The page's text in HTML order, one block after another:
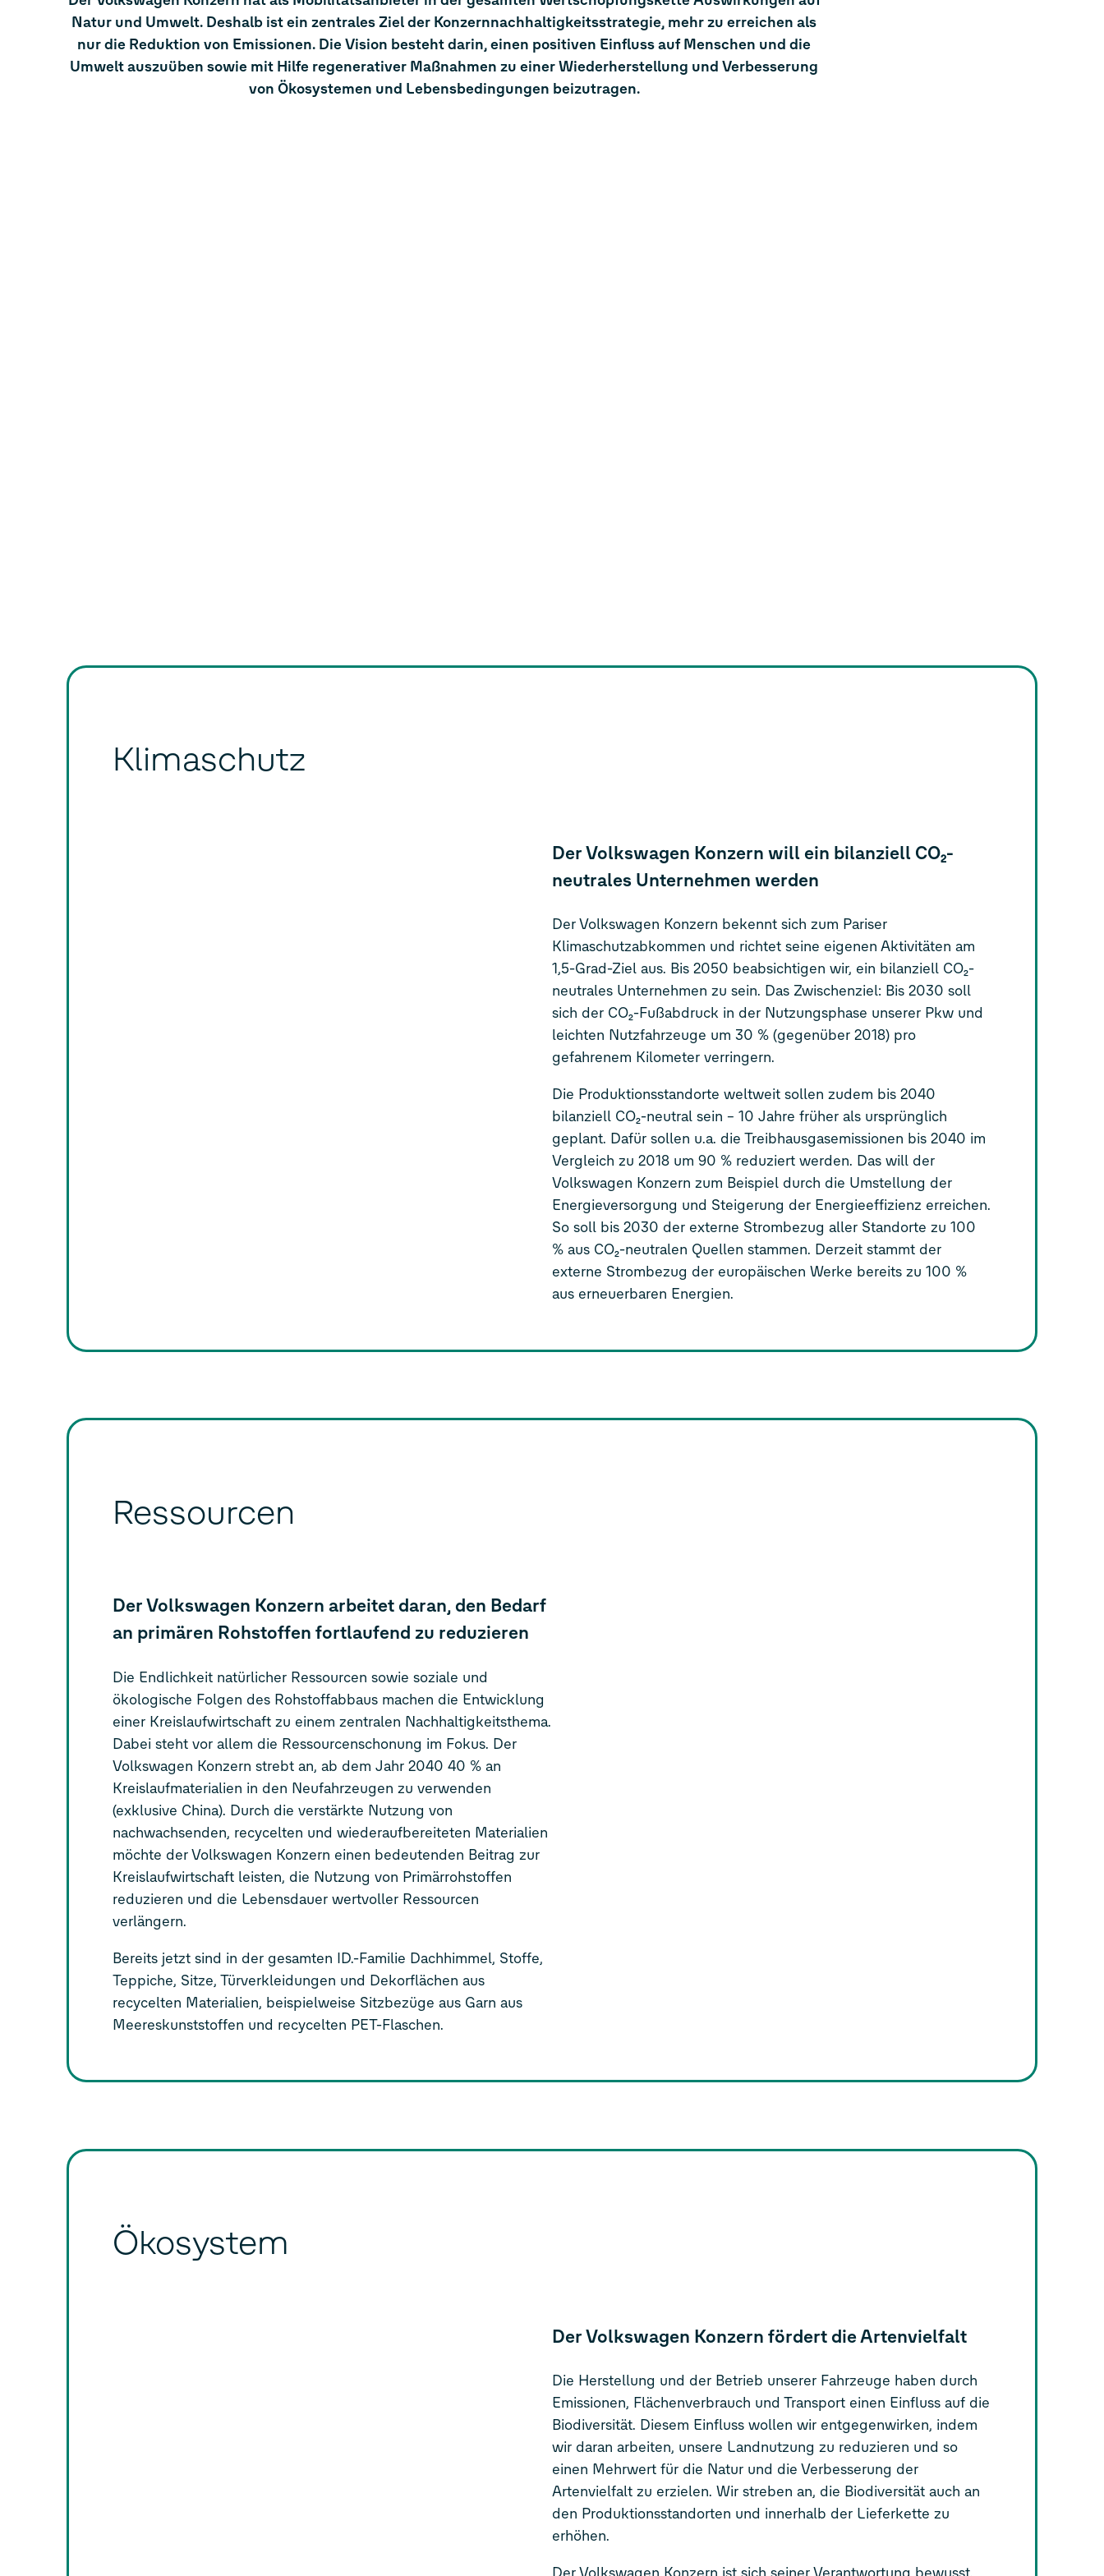
Natur und Umwelt. Deshalb ist ein zentrales Ziel der Konzernnachhaltigkeitsstrategie, mehr zu erreichen als
nur die Reduktion von Emissionen. Die Vision besteht darin, einen positiven Einfluss auf Menschen und die
Umwelt auszuüben sowie mit Hilfe regenerativer Maßnahmen zu einer Wiederherstellung und Verbesserung
von Ökosystemen und Lebensbedingungen beizutragen.
Klimaschutz
Der Volkswagen Konzern will ein bilanziell CO₂-
neutrales Unternehmen werden
Der Volkswagen Konzern bekennt sich zum Pariser
Klimaschutzabkommen und richtet seine eigenen Aktivitäten am
1,5-Grad-Ziel aus. Bis 2050 beabsichtigen wir, ein bilanziell CO₂-
neutrales Unternehmen zu sein. Das Zwischenziel: Bis 2030 soll
sich der CO₂-Fußabdruck in der Nutzungsphase unserer Pkw und
leichten Nutzfahrzeuge um 30 % (gegenüber 2018) pro
gefahrenem Kilometer verringern.
Die Produktionsstandorte weltweit sollen zudem bis 2040
bilanziell CO₂-neutral sein – 10 Jahre früher als ursprünglich
geplant. Dafür sollen u.a. die Treibhausgasemissionen bis 2040 im
Vergleich zu 2018 um 90 % reduziert werden. Das will der
Volkswagen Konzern zum Beispiel durch die Umstellung der
Energieversorgung und Steigerung der Energieeffizienz erreichen.
So soll bis 2030 der externe Strombezug aller Standorte zu 100
% aus CO₂-neutralen Quellen stammen. Derzeit stammt der
externe Strombezug der europäischen Werke bereits zu 100 %
aus erneuerbaren Energien.
Ressourcen
Der Volkswagen Konzern arbeitet daran, den Bedarf
an primären Rohstoffen fortlaufend zu reduzieren
Die Endlichkeit natürlicher Ressourcen sowie soziale und
ökologische Folgen des Rohstoffabbaus machen die Entwicklung
einer Kreislaufwirtschaft zu einem zentralen Nachhaltigkeitsthema.
Dabei steht vor allem die Ressourcenschonung im Fokus. Der
Volkswagen Konzern strebt an, ab dem Jahr 2040 40 % an
Kreislaufmaterialien in den Neufahrzeugen zu verwenden
(exklusive China). Durch die verstärkte Nutzung von
nachwachsenden, recycelten und wiederaufbereiteten Materialien
möchte der Volkswagen Konzern einen bedeutenden Beitrag zur
Kreislaufwirtschaft leisten, die Nutzung von Primärrohstoffen
reduzieren und die Lebensdauer wertvoller Ressourcen
verlängern.
Bereits jetzt sind in der gesamten ID.-Familie Dachhimmel, Stoffe,
Teppiche, Sitze, Türverkleidungen und Dekorflächen aus
recycelten Materialien, beispielweise Sitzbezüge aus Garn aus
Meereskunststoffen und recycelten PET-Flaschen.
Ökosystem
Der Volkswagen Konzern fördert die Artenvielfalt
Die Herstellung und der Betrieb unserer Fahrzeuge haben durch
Emissionen, Flächenverbrauch und Transport einen Einfluss auf die
Biodiversität. Diesem Einfluss wollen wir entgegenwirken, indem
wir daran arbeiten, unsere Landnutzung zu reduzieren und so
einen Mehrwert für die Natur und die Verbesserung der
Artenvielfalt zu erzielen. Wir streben an, die Biodiversität auch an
den Produktionsstandorten und innerhalb der Lieferkette zu
erhöhen.